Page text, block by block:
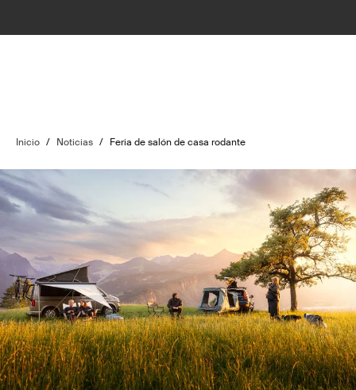
Inicio / Noticias / Feria de salón de casa rodante